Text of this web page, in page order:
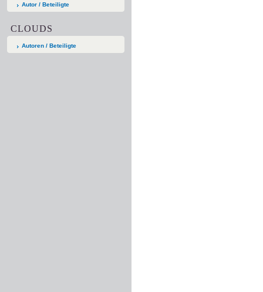
Autor / Beteiligte
CLOUDS
Autoren / Beteiligte